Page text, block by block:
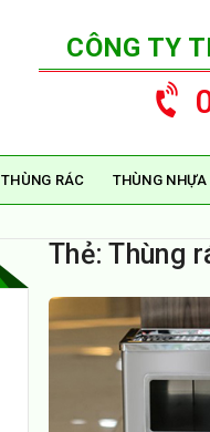
CÔNG TY
THÙNG RÁC THÙNG NHỰA
Thẻ:Thùng